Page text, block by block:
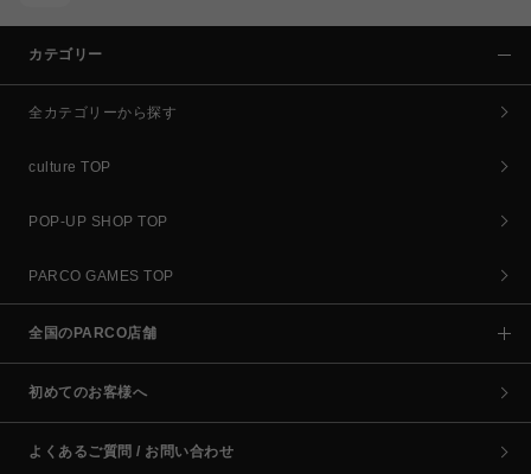
カテゴリー
全カテゴリーから探す
culture TOP
POP-UP SHOP TOP
PARCO GAMES TOP
全国のPARCO店舗
初めてのお客様へ
よくあるご質問 / お問い合わせ